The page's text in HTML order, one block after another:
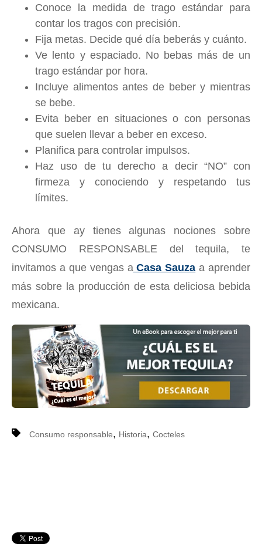
Conoce la medida de trago estándar para
contar los tragos con precisión.
Fija metas. Decide qué día beberás y cuánto.
Ve lento y espaciado. No bebas más de un
trago estándar por hora.
Incluye alimentos antes de beber y mientras
se bebe.
Evita beber en situaciones o con personas
que suelen llevar a beber en exceso.
Planifica para controlar impulsos.
Haz uso de tu derecho a decir “NO” con
firmeza y conociendo y respetando tus
límites.
Ahora que ay tienes algunas nociones sobre
CONSUMO RESPONSABLE del tequila, te
invitamos a que vengas a Casa Sauza a aprender
más sobre la producción de esta deliciosa bebida
mexicana.
Consumo responsable, Historia, Cocteles